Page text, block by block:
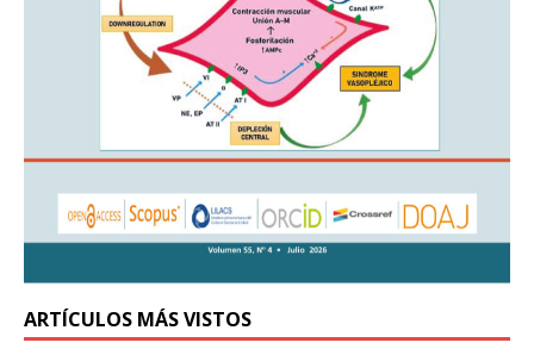
ARTÍCULOS MÁS VISTOS